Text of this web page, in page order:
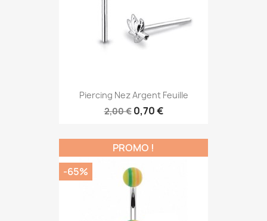
Piercing Nez Argent Feuille
2,00 € 0,70 €
PROMO !
-65%